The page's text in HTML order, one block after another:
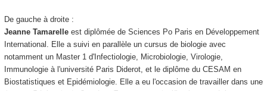
De gauche à droite :
Jeanne Tamarelleest diplômée de Sciences Po Paris en Développement
International. Elle a suivi en parallèle un cursus de biologie avec
notamment un Master 1 d'Infectiologie, Microbiologie, Virologie,
Immunologie à l'université Paris Diderot, et le diplôme du CESAM en
Biostatistiques et Epidémiologie. Elle a eu l'occasion de travailler dans une